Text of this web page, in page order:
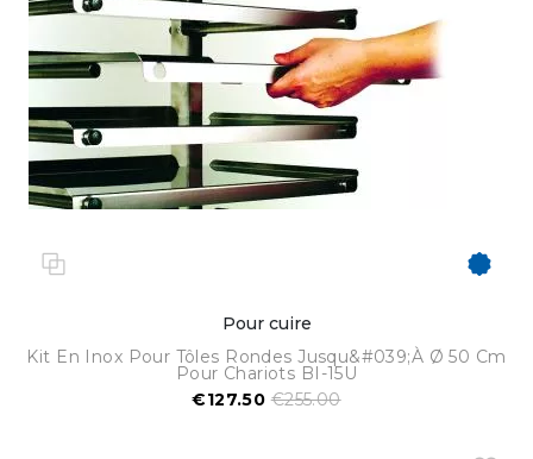
Pour cuire
Kit En Inox Pour Tôles Rondes Jusqu&#039;à Ø 50 Cm
Pour Chariots BI-15U
€127.50€255.00